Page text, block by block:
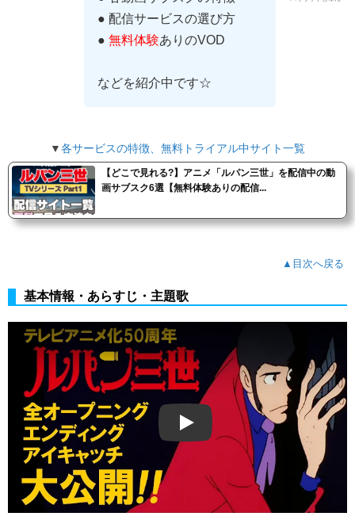
● 配信サービスの選び方
● 無料体験ありのVOD
などを紹介中です☆
▼各サービスの特徴、無料トライアル中サイト一覧
【どこで見れる?】アニメ「ルパン三世」を配信中の動
画サブスク6選【無料体験ありの配信...
▲目次へ戻る
基本情報・あらすじ・主題歌
Play